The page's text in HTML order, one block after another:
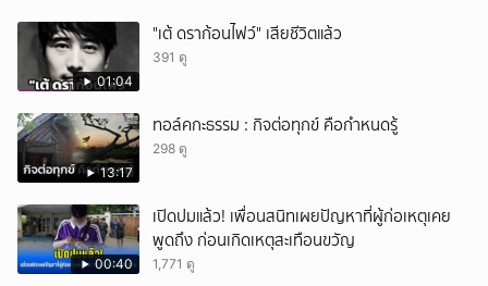
01:04
"เต้ ดราก้อนไฟว์" เสียชีวิตแล้ว
391 ดู
13:17
ทอล์คกะธรรม : กิจต่อทุกข์ คือกำหนดรู้
298 ดู
00:40
เปิดปมแล้ว! เพื่อนสนิทเผยปัญหาที่ผู้ก่อเหตุเคย
พูดถึง ก่อนเกิดเหตุสะเทือนขวัญ
1,771 ดู